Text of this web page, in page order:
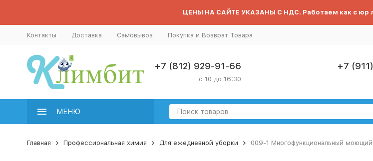
ЦЕНЫ НА САЙТЕ УКАЗАНЫ С НДС. Работаем как с юр
Контакты Доставка Самовывоз Покупка и Возврат Товара
+7 (812) 929-91-66
с 10 до 16:30
+7
МЕНЮ
Главная Профессиональная химия Для ежедневной уборки 009-1 Многофункциональный моющий